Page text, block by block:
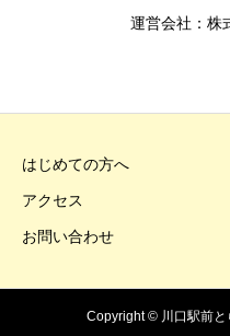
運営会社：株
はじめての方へ
アクセス
お問い合わせ
Copyright © 川口駅前